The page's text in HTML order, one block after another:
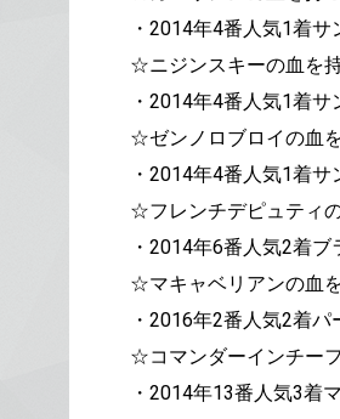
・2014年4番人気1着サ
☆ニジンスキーの血を
・2014年4番人気1着サ
☆ゼンノロブロイの血
・2014年4番人気1着サ
☆フレンチデピュティ
・2014年6番人気2着
☆マキャベリアンの血
・2016年2番人気2着
☆コマンダーインチー
・2014年13番人気3着